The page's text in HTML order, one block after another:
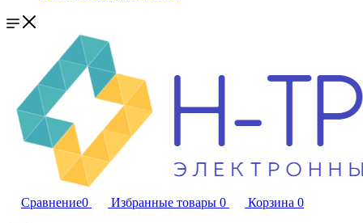
Сравнение0 Избранные товары 0 Корзина 0